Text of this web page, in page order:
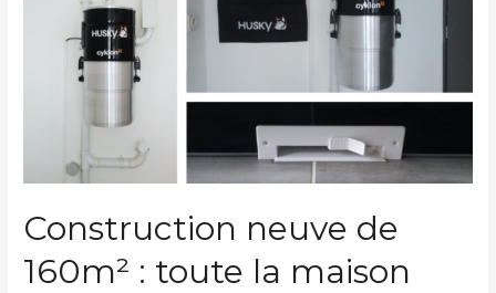
Construction neuve de
160m² : toute la maison